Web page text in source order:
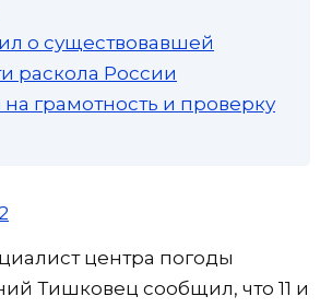
о существовавшей
раскола России
на грамотность и проверку
центра погоды
Тишковец сообщил, что 11 и